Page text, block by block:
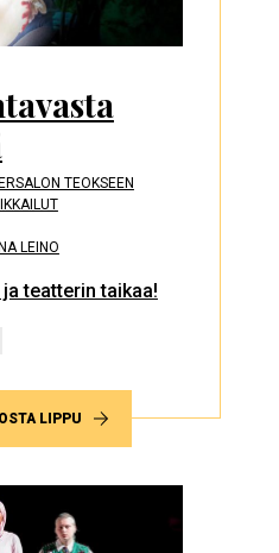
TEOKSEEN
LEINO
teatterin taikaa!
LIPPU